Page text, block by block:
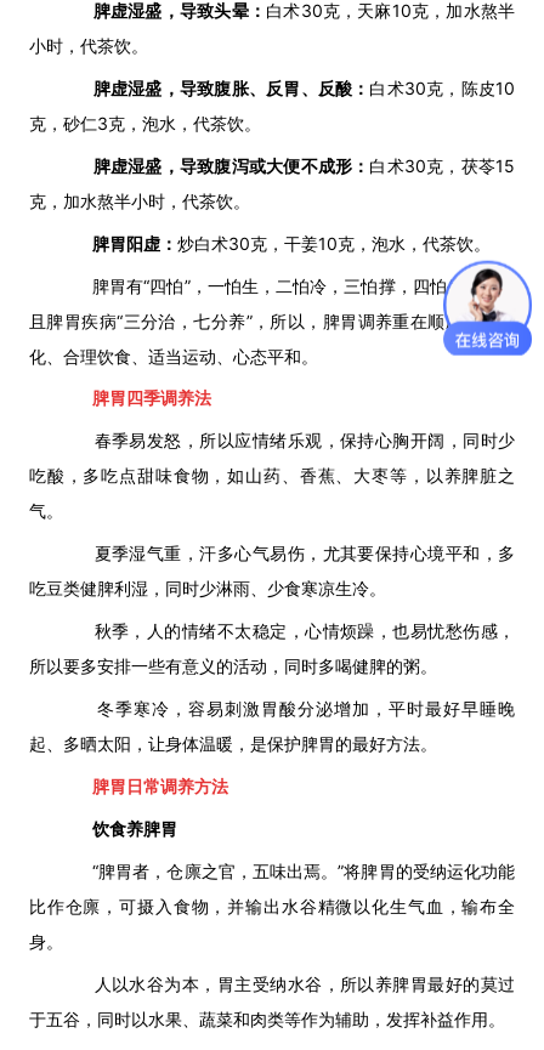
脾虚湿盛，导致头晕： 白术30克，天麻10克，加水熬半
小时，代茶饮。
脾虚湿盛，导致腹胀、反胃、反酸： 白术30克，陈皮10
克，砂仁3克，泡水，代茶饮。
脾虚湿盛，导致腹泻或大便不成形： 白术30克，茯苓15
克，加水熬半小时，代茶饮。
脾胃阳虚： 炒白术30克，干姜10克，泡水，代茶饮。
脾胃有“四怕”，一怕生，二怕冷，三怕撑，四怕生气，而
且脾胃疾病“三分治，七分养”，所以，脾胃调养重在顺应自然变
化、合理饮食、适当运动、心态平和。
脾胃四季调养法
春季易发怒，所以应情绪乐观，保持心胸开阔，同时少
吃酸，多吃点甜味食物，如山药、香蕉、大枣等，以养脾脏之
气。
夏季湿气重，汗多心气易伤，尤其要保持心境平和，多
吃豆类健脾利湿，同时少淋雨、少食寒凉生冷。
秋季，人的情绪不太稳定，心情烦躁，也易忧愁伤感，
所以要多安排一些有意义的活动，同时多喝健脾的粥。
冬季寒冷，容易刺激胃酸分泌增加，平时最好早睡晚
起、多晒太阳，让身体温暖，是保护脾胃的最好方法。
脾胃日常调养方法
饮食养脾胃
“脾胃者，仓廪之官，五味出焉。”将脾胃的受纳运化功能
比作仓廪，可摄入食物，并输出水谷精微以化生气血，输布全
身。
人以水谷为本，胃主受纳水谷，所以养脾胃最好的莫过
于五谷，同时以水果、蔬菜和肉类等作为辅助，发挥补益作用。